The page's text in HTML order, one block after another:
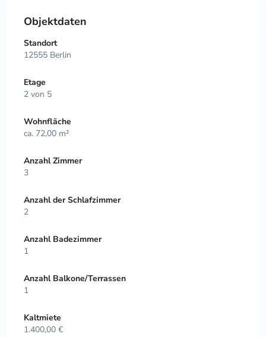
Objektdaten
Standort
12555 Berlin
Etage
2 von 5
Wohnfläche
ca. 72,00 m²
Anzahl Zimmer
3
Anzahl der Schlafzimmer
2
Anzahl Badezimmer
1
Anzahl Balkone/Terrassen
1
Kaltmiete
1.400,00 €